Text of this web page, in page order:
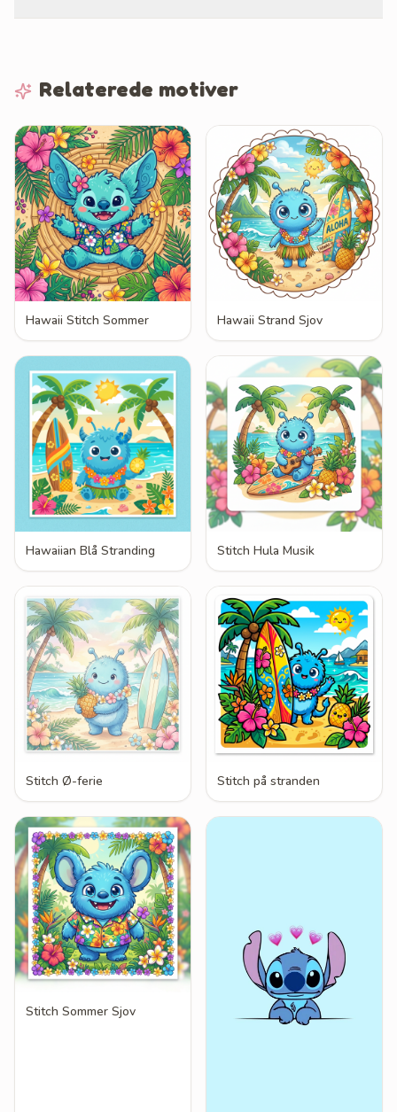
Relaterede motiver
Hawaii Stitch Sommer Hawaii Strand Sjov
Hawaiian Blå Stranding Stitch Hula Musik
Stitch Ø-ferie Stitch på stranden
Stitch Sommer Sjov